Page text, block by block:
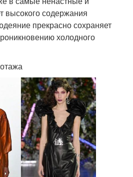
высокого содержания
прекрасно сохраняет
холодного